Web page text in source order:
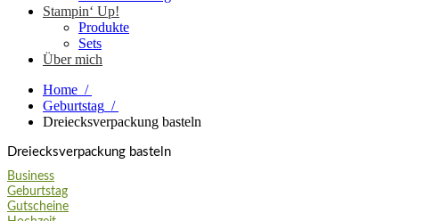
Stampin‘ Up!
Produkte
Sets
Über mich
Home /
Geburtstag /
Dreiecksverpackung basteln
Dreiecksverpackung basteln
Business
Geburtstag
Gutscheine